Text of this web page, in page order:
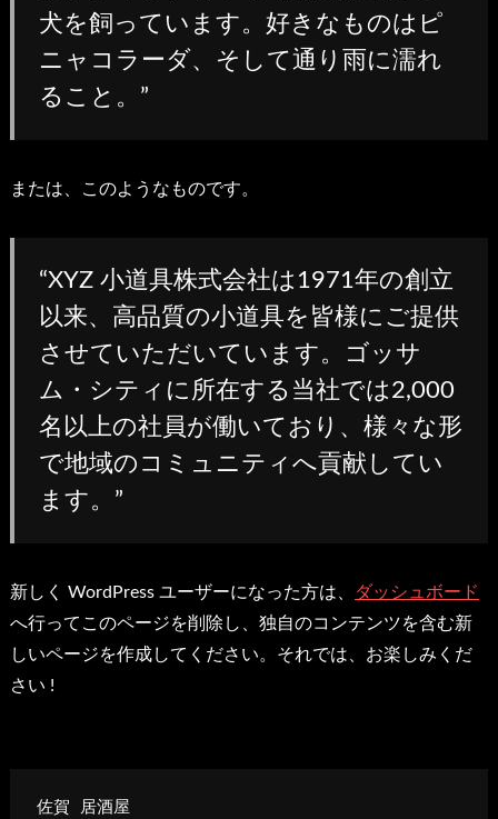
犬を飼っています。好きなものはピ
ニャコラーダ、そして通り雨に濡れ
ること。
または、このようなものです。
XYZ 小道具株式会社は1971年の創立
以来、高品質の小道具を皆様にご提供
させていただいています。ゴッサ
ム・シティに所在する当社では2,000
名以上の社員が働いており、様々な形
で地域のコミュニティへ貢献してい
ます。
新しく WordPress ユーザーになった方は、
ダッシュボード
へ行ってこのページを削除し、独自のコンテンツを含む新
しいページを作成してください。それでは、お楽しみくだ
さい !
佐賀 居酒屋